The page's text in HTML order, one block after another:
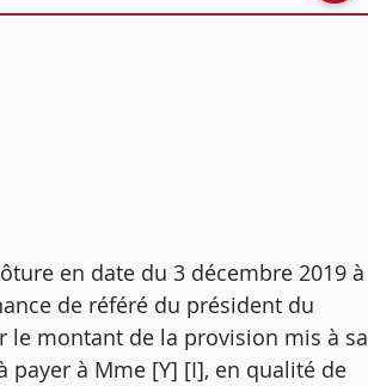
en date du 3 décembre 2019 à
de référé du président du
le montant de la provision mis à sa
payer à Mme [Y] [I], en qualité de